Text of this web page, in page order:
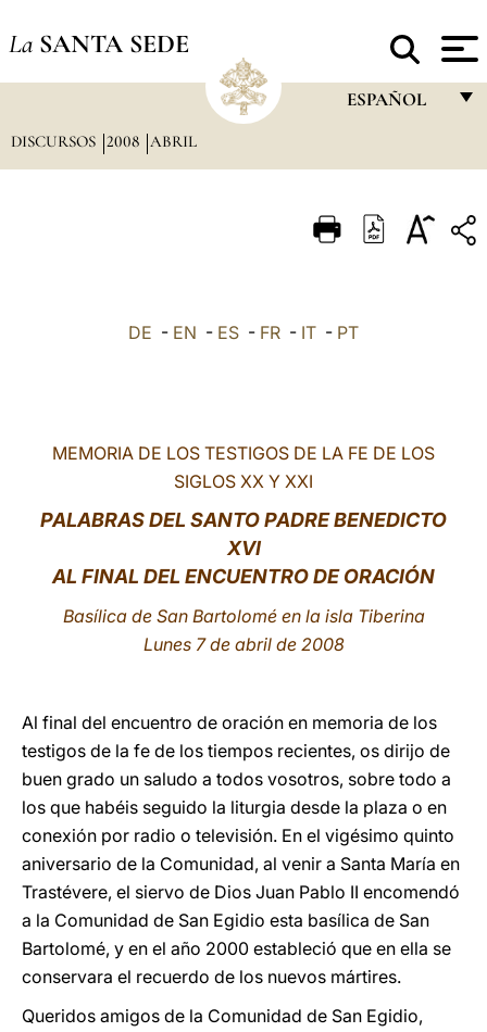
La SANTA SEDE
ESPAÑOL
ITALIANO
LATINE
DISCURSOS 2008 ABRIL
DE - EN - ES - FR - IT - PT
MEMORIA DE LOS TESTIGOS DE LA FE DE LOS
SIGLOS XX Y XXI
PALABRAS DEL SANTO PADRE BENEDICTO
XVI
AL FINAL DEL ENCUENTRO DE ORACIÓN
Basílica de San Bartolomé en la isla Tiberina
Lunes 7 de abril de 2008
Al final del encuentro de oración en memoria de los
testigos de la fe de los tiempos recientes, os dirijo de
buen grado un saludo a todos vosotros, sobre todo a
los que habéis seguido la liturgia desde la plaza o en
conexión por radio o televisión. En el vigésimo quinto
aniversario de la Comunidad, al venir a Santa María en
Trastévere, el siervo de Dios Juan Pablo II encomendó
a la Comunidad de San Egidio esta basílica de San
Bartolomé, y en el año 2000 estableció que en ella se
conservara el recuerdo de los nuevos mártires.
Queridos amigos de la Comunidad de San Egidio,